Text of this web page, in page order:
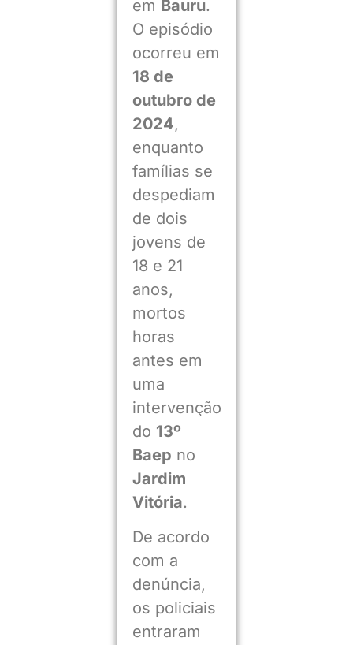
em Bauru.
O episódio
ocorreu em
18 de
outubro de
2024,
enquanto
famílias se
despediam
de dois
jovens de
18 e 21
anos,
mortos
horas
antes em
uma
intervenção
do 13º
Baep no
Jardim
Vitória.
De acordo
com a
denúncia,
os policiais
entraram